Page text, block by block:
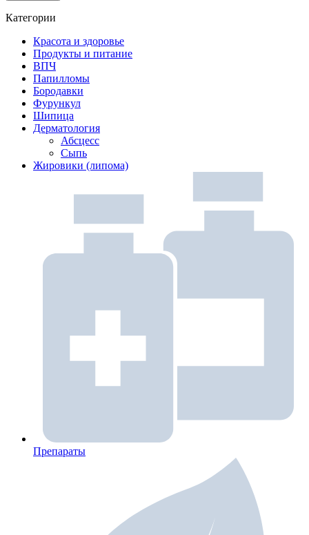
Категории
Красота и здоровье
Продукты и питание
ВПЧ
Папилломы
Бородавки
Фурункул
Шипица
Дерматология
Абсцесс
Сыпь
Жировики (липома)
Препараты